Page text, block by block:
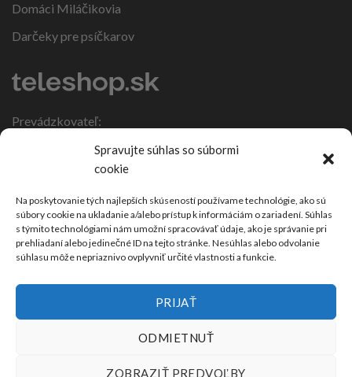
Spravujte súhlas so súbormi
cookie
Na poskytovanie tých najlepších skúseností používame technológie, ako sú
súbory cookie na ukladanie a/alebo prístup k informáciám o zariadení. Súhlas
s týmito technológiami nám umožní spracovávať údaje, ako je správanie pri
prehliadaní alebo jedinečné ID na tejto stránke. Nesúhlas alebo odvolanie
súhlasu môže nepriaznivo ovplyvniť určité vlastnosti a funkcie.
PRIJAŤ
ODMIETNUŤ
ZOBRAZIŤ PREDVOĽBY
Domáci Miláčikovia
Darčeky pre psíčkarov
Prevádzkovateľ:
DIČ: 1086270988
924 01 Galanta
Slovensko